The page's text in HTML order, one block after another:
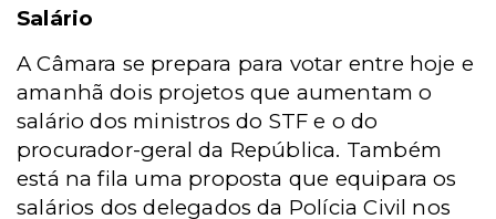
Salário
A Câmara se prepara para votar entre hoje e
amanhã dois projetos que aumentam o
salário dos ministros do STF e o do
procurador-geral da República. Também
está na fila uma proposta que equipara os
salários dos delegados da Polícia Civil nos